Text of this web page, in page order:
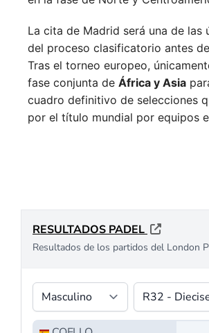
La cita de Madrid será una de las
del proceso clasificatorio antes
Tras el torneo europeo,
fase conjunta de África y Asia
cuadro definitivo de selecciones
por el título mundial por equipos